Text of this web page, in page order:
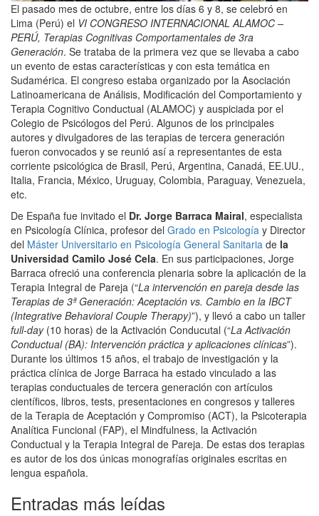
El pasado mes de octubre, entre los días 6 y 8, se celebró en
Lima (Perú) el VI CONGRESO INTERNACIONAL ALAMOC –
PERÚ, Terapias Cognitivas Comportamentales de 3ra
Generación. Se trataba de la primera vez que se llevaba a cabo
un evento de estas características y con esta temática en
Sudamérica. El congreso estaba organizado por la Asociación
Latinoamericana de Análisis, Modificación del Comportamiento y
Terapia Cognitivo Conductual (ALAMOC) y auspiciada por el
Colegio de Psicólogos del Perú. Algunos de los principales
autores y divulgadores de las terapias de tercera generación
fueron convocados y se reunió así a representantes de esta
corriente psicológica de Brasil, Perú, Argentina, Canadá, EE.UU.,
Italia, Francia, México, Uruguay, Colombia, Paraguay, Venezuela,
etc.
De España fue invitado el Dr. Jorge Barraca Mairal, especialista
en Psicología Clínica, profesor del Grado en Psicología y Director
del Máster Universitario en Psicología General Sanitaria de la
Universidad Camilo José Cela. En sus participaciones, Jorge
Barraca ofreció una conferencia plenaria sobre la aplicación de la
Terapia Integral de Pareja (“La intervención en pareja desde las
Terapias de 3ª Generación: Aceptación vs. Cambio en la IBCT
(Integrative Behavioral Couple Therapy)”), y llevó a cabo un taller
full-day(10 horas) de la Activación Conducutal (“La Activación
Conductual (BA): Intervención práctica y aplicaciones clínicas”).
Durante los últimos 15 años, el trabajo de investigación y la
práctica clínica de Jorge Barraca ha estado vinculado a las
terapias conductuales de tercera generación con artículos
científicos, libros, tests, presentaciones en congresos y talleres
de la Terapia de Aceptación y Compromiso (ACT), la Psicoterapia
Analítica Funcional (FAP), el Mindfulness, la Activación
Conductual y la Terapia Integral de Pareja. De estas dos terapias
es autor de los dos únicas monografías originales escritas en
lengua española.
Entradas más leídas